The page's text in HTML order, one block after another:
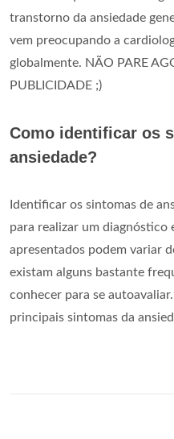
transtorno da ansiedade
vem preocupando a
globalmente. NÃO PARE
PUBLICIDADE ;)
Como identificar os
ansiedade?
Identificar os sintomas de
para realizar um diagnóstico
apresentados podem variar
existam alguns bastante
conhecer para se
principais sintomas da